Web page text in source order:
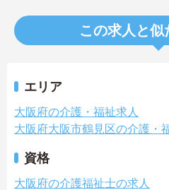
この求人と
エリア
大阪府の介護・福祉求人
大阪府大阪市鶴見区の介護・
資格
大阪府の介護福祉士の求人